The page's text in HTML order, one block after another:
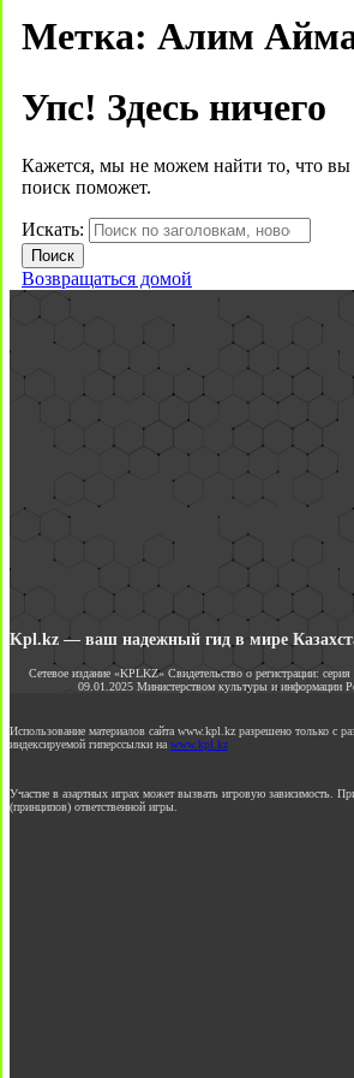
Метка: Алим
Упс! Здесь ничего
Кажется, мы не можем найти то, что
поиск поможет.
Искать:
Возвращаться домой
Kpl.kz — ваш надежный гид в мире
Сетевое издание «KPLKZ» Свидетельство о регистрации:
09.01.2025 Министерством культуры и информации
Использование материалов сайта www.kpl.kz разрешено только с
индексируемой гиперссылки на www.kpl.kz
Участие в азартных играх может вызвать игровую зависимость.
(принципов) ответственной игры.